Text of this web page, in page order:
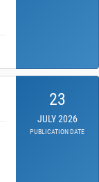
23
JULY 2026
PUBLICATION DATE